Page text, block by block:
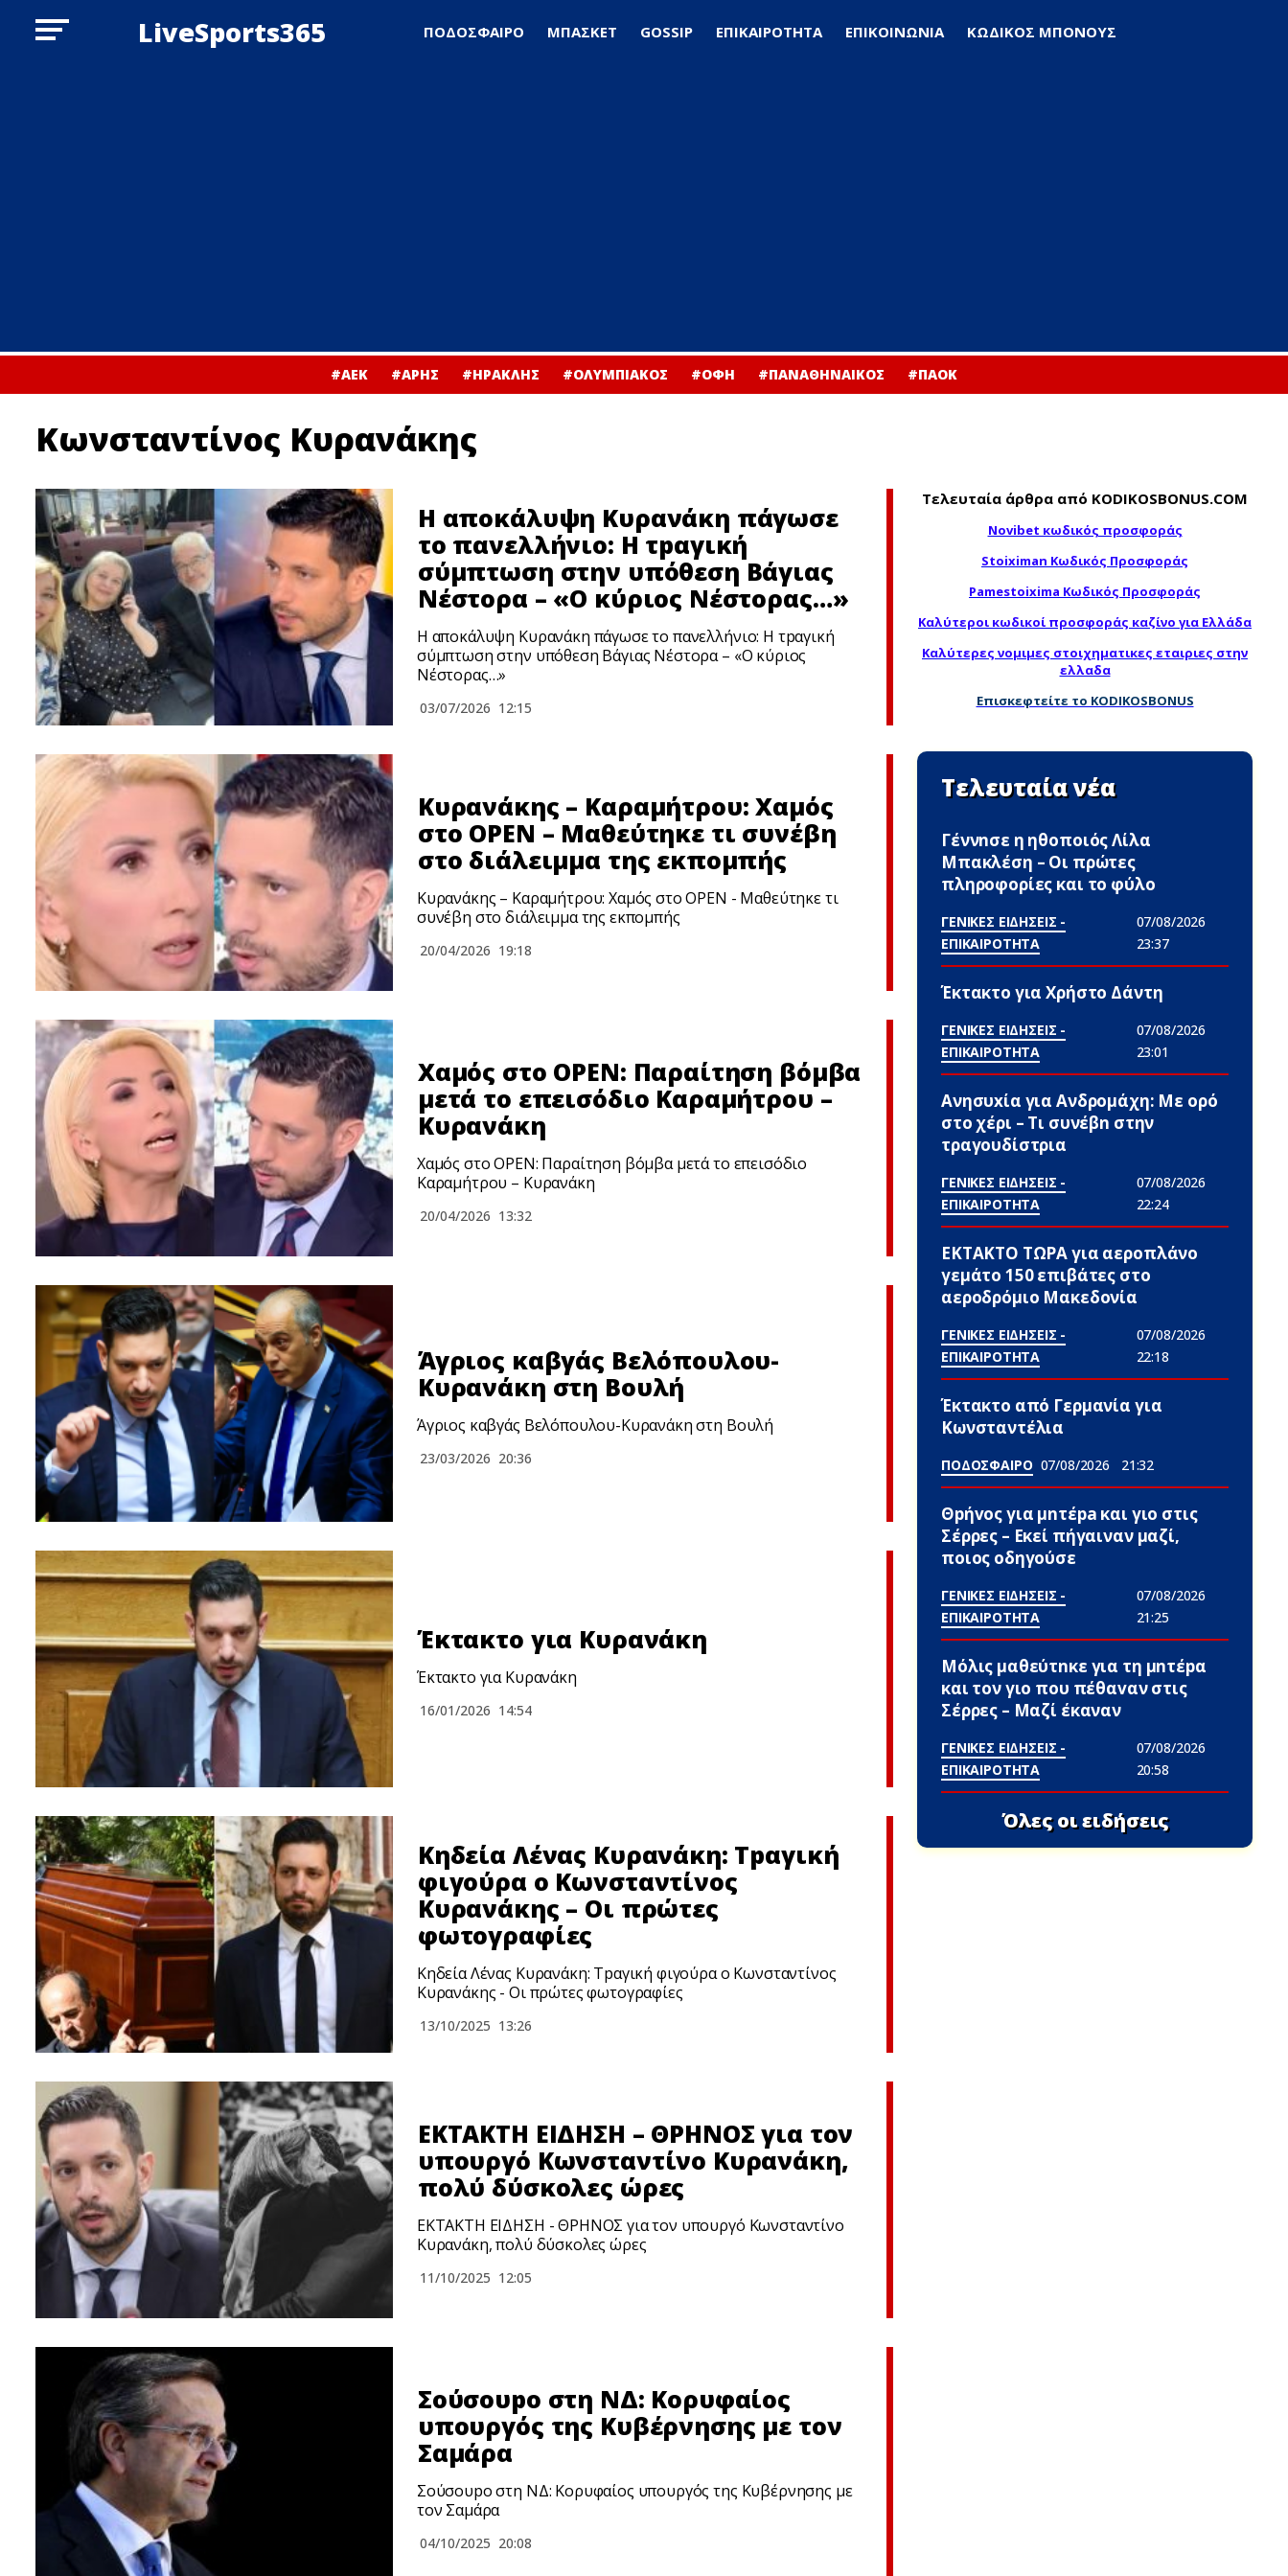
LiveSports365 ΠΟΔΟΣΦΑΙΡΟ ΜΠΑΣΚΕΤ GOSSIP ΕΠΙΚΑΙΡΟΤΗΤΑ ΕΠΙΚΟΙΝΩΝΙΑ ΚΩΔΙΚΟΣ ΜΠΟΝΟΥΣ
#ΑΕΚ #ΑΡΗΣ #ΗΡΑΚΛΗΣ #ΟΛΥΜΠΙΑΚΟΣ #ΟΦΗ #ΠΑΝΑΘΗΝΑΙΚΟΣ #ΠΑΟΚ
Κωνσταντίνος Κυρανάκης
Η αποκάλυψη Κυρανάκη πάγωσε
το πανελλήνιο: Η τpαγική
σύμπτωση στην υπόθεση Βάγιας
Νέστορα – «Ο κύριος Νέστορας…»
Η αποκάλυψη Κυρανάκη πάγωσε το πανελλήνιο: Η τpαγική
σύμπτωση στην υπόθεση Βάγιας Νέστορα – «Ο κύριος
Νέστορας…»
03/07/2026 12:15
Κυρανάκης – Καραμήτρου: Χαμός
στο OPEN – Μαθεύτηκε τι συνέβη
στο διάλειμμα της εκπομπής
Κυρανάκης – Καραμήτρου: Χαμός στο OPEN - Μαθεύτηκε τι
συνέβη στο διάλειμμα της εκπομπής
20/04/2026 19:18
Χαμός στο OPEN: Παραίτηση βόμβα
μετά το επεισόδιο Καραμήτρου –
Κυρανάκη
Χαμός στο OPEN: Παραίτηση βόμβα μετά το επεισόδιο
Καραμήτρου – Κυρανάκη
20/04/2026 13:32
Άγριος καβγάς Βελόπουλου-
Κυρανάκη στη Βουλή
Άγριος καβγάς Βελόπουλου-Κυρανάκη στη Βουλή
23/03/2026 20:36
Έκτακτο για Κυρανάκη
Έκτακτο για Κυρανάκη
16/01/2026 14:54
Κηδεία Λένας Κυρανάκη: Τpαγική
φιγούρα ο Κωνσταντίνος
Κυρανάκης – Οι πρώτες
φωτογραφίες
Κηδεία Λένας Κυρανάκη: Τpαγική φιγούρα ο Κωνσταντίνος
Κυρανάκης - Οι πρώτες φωτογραφίες
13/10/2025 13:26
ΕΚΤΑΚΤΗ ΕΙΔΗΣΗ – ΘPHNOΣ για τον
υπουργό Κωνσταντίνο Κυρανάκη,
πολύ δύσκολες ώρες
ΕΚΤΑΚΤΗ ΕΙΔΗΣΗ - ΘPHNOΣ για τον υπουργό Κωνσταντίνο
Κυρανάκη, πολύ δύσκολες ώρες
11/10/2025 12:05
Σούσουpο στη ΝΔ: Κορυφαίος
υπουργός της Κυβέρνησης με τον
Σαμάρα
Σούσουpο στη ΝΔ: Κορυφαίος υπουργός της Κυβέρνησης με
τον Σαμάρα
04/10/2025 20:08
Τελευταία άρθρα από KODIKOSBONUS.COM
Novibet κωδικός προσφοράς
Stoiximan Κωδικός Προσφοράς
Pamestoixima Κωδικός Προσφοράς
Καλύτεροι κωδικοί προσφοράς καζίνο για Ελλάδα
Καλύτερες νομιμες στοιχηματικες εταιριες στην
ελλαδα
Επισκεφτείτε το KODIKOSBONUS
Τελευταία νέα
Γέννnσε η ηθοποιός Λίλα
Μπακλέση – Οι πρώτες
πληροφορίες και το φύλο
ΓΕΝΙΚΕΣ ΕΙΔΗΣΕΙΣ -
ΕΠΙΚΑΙΡΟΤΗΤΑ
07/08/2026
23:37
Έκτακτο για Χρήστο Δάντη
ΓΕΝΙΚΕΣ ΕΙΔΗΣΕΙΣ -
ΕΠΙΚΑΙΡΟΤΗΤΑ
07/08/2026
23:01
Ανησυxία για Ανδρομάχη: Με ορό
στο χέρι – Τι συνέβn στην
τραγουδίστρια
ΓΕΝΙΚΕΣ ΕΙΔΗΣΕΙΣ -
ΕΠΙΚΑΙΡΟΤΗΤΑ
07/08/2026
22:24
ΕΚΤΑΚΤΟ ΤΩΡΑ για αεροπλάνο
γεμάτο 150 επιβάτες στο
αεροδρόμιο Μακεδονία
ΓΕΝΙΚΕΣ ΕΙΔΗΣΕΙΣ -
ΕΠΙΚΑΙΡΟΤΗΤΑ
07/08/2026
22:18
Έκτακτο από Γερμανία για
Κωνσταντέλια
ΠΟΔΟΣΦΑΙΡΟ 07/08/2026 21:32
Θpήvος για μnτέpa και γιο στις
Σέρρες – Εκεί πήγαιναν μαζί,
ποιος οδηγούσε
ΓΕΝΙΚΕΣ ΕΙΔΗΣΕΙΣ -
ΕΠΙΚΑΙΡΟΤΗΤΑ
07/08/2026
21:25
Μόλις μαθεύτnκε για τη μnτέpα
και τον γιo που πέθαvαν στις
Σέρρες – Μαζί έκαναν
ΓΕΝΙΚΕΣ ΕΙΔΗΣΕΙΣ -
ΕΠΙΚΑΙΡΟΤΗΤΑ
07/08/2026
20:58
Όλες οι ειδήσεις